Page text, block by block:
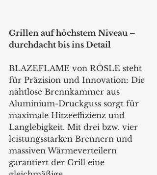
Grillen auf höchstem Niveau –
durchdacht bis ins Detail
BLAZEFLAME von RÖSLE steht
für Präzision und Innovation: Die
nahtlose Brennkammer aus
Aluminium-Druckguss sorgt für
maximale Hitzeeffizienz und
Langlebigkeit. Mit drei bzw. vier
leistungsstarken Brennern und
massiven Wärmeverteilern
garantiert der Grill eine